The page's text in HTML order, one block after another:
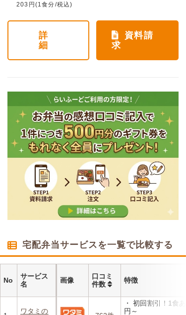
203円(1食分/税込)
詳
細
資料請
求
宅配弁当サービスを一覧で比較する
No
サービス
名
画像
口コミ
件数
特徴
ワタミの
・ 初回割引！1食
円～